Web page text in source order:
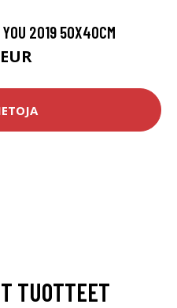
YOU 2019 50X40CM
TUOTTEET